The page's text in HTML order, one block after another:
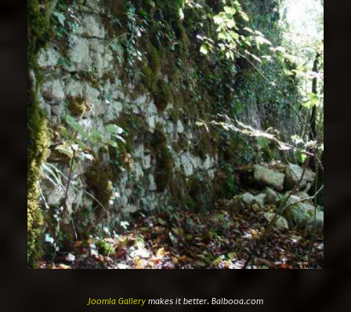
Joomla Gallerymakes it better. Balbooa.com